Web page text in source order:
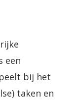
een
bij het
taken en